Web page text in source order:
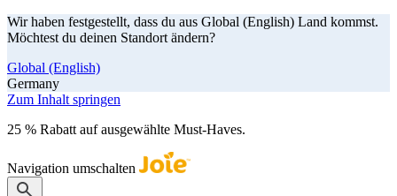
Wir haben festgestellt, dass du aus Global (English) Land kommst.
Möchtest du deinen Standort ändern?
Global (English)
Germany
Zum Inhalt springen
25 % Rabatt auf ausgewählte Must-Haves.
Navigation umschalten